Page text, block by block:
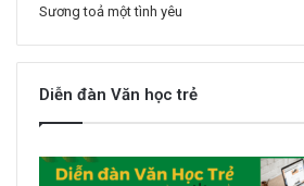
Sương toả một tình yêu
Diễn đàn Văn học trẻ